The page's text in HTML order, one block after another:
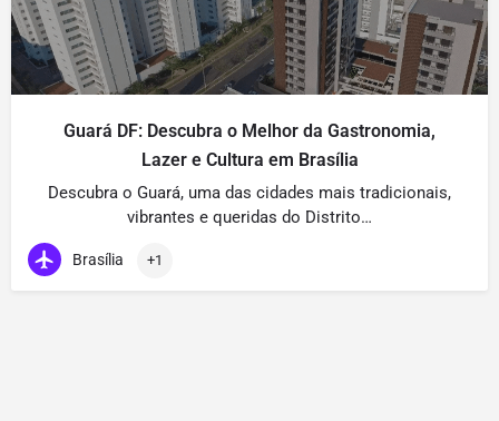
Guará DF: Descubra o Melhor da Gastronomia,
Lazer e Cultura em Brasília
Descubra o Guará, uma das cidades mais tradicionais,
vibrantes e queridas do Distrito…
Brasília +1